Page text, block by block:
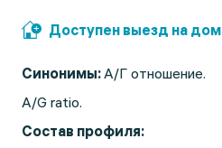
Доступен выезд на дом
Синонимы:А/Г отношение.
A/G ratio.
Состав профиля: